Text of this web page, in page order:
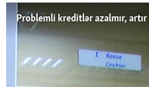
Problemli kreditlər azalmır, artır